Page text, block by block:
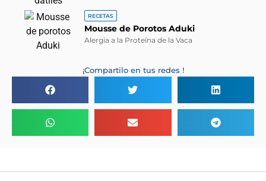
RECETAS
Mousse de Porotos Aduki
Alergia a la Proteína de la Vaca
¡Compartilo en tus redes !